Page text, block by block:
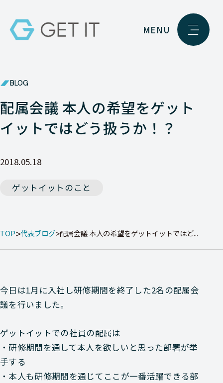
MENU
BLOG
配属会議 本人の希望をゲット
イットではどう扱うか！？
2018.05.18
ゲットイットのこと
TOP 代表ブログ 配属会議 本人の希望をゲットイットではど...
今日は1月に入社し研修期間を終了した2名の配属会
議を行いました。
ゲットイットでの社員の配属は
・研修期間を通して本人を欲しいと思った部署が挙
手する
・本人も研修期間を通じてここが一番活躍できる部